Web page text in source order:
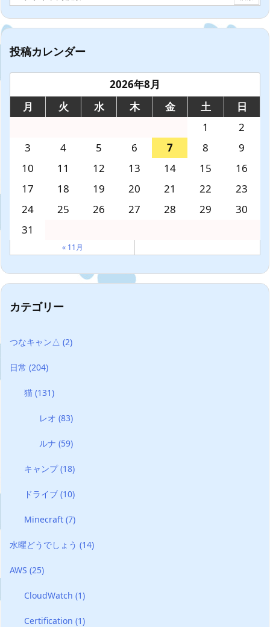
投稿カレンダー
2026年8月
月
火 水 木 金 土
日
1
2
3
4 5 6 7 8
9
10
11 12 13 14 15
16
17
18 19 20 21 22
23
24
25 26 27 28 29
30
31
« 11月
カテゴリー
つなキャン△ (2)
日常 (204)
猫(131)
レオ (83)
ルナ (59)
キャンプ(18)
ドライブ(10)
Minecraft(7)
水曜どうでしょう (14)
AWS (25)
CloudWatch(1)
Certification(1)